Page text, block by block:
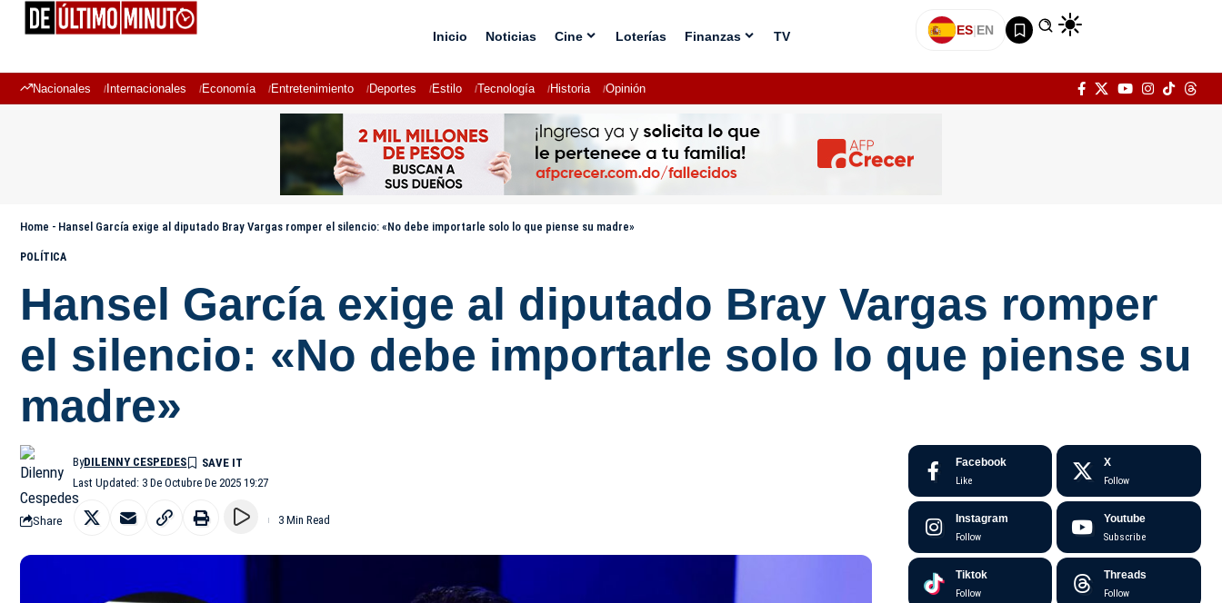
Inicio Noticias Cine Loterías Finanzas TV ES|EN
Nacionales Internacionales Economía Entretenimiento Deportes Estilo Tecnología Historia Opinión
Home - Hansel García exige al diputado Bray Vargas romper el silencio: «No debe importarle solo lo que piense su madre»
POLÍTICA
Hansel García exige al diputado Bray Vargas romper
el silencio: «No debe importarle solo lo que piense su
madre»
Last Updated: 3 De Octubre De 2025 19:27
ByDILENNY CESPEDES
Share 3 Min Read
Facebook
Like
X
Follow
Instagram
Follow
Youtube
Subscribe
Tiktok
Follow
Threads
Follow